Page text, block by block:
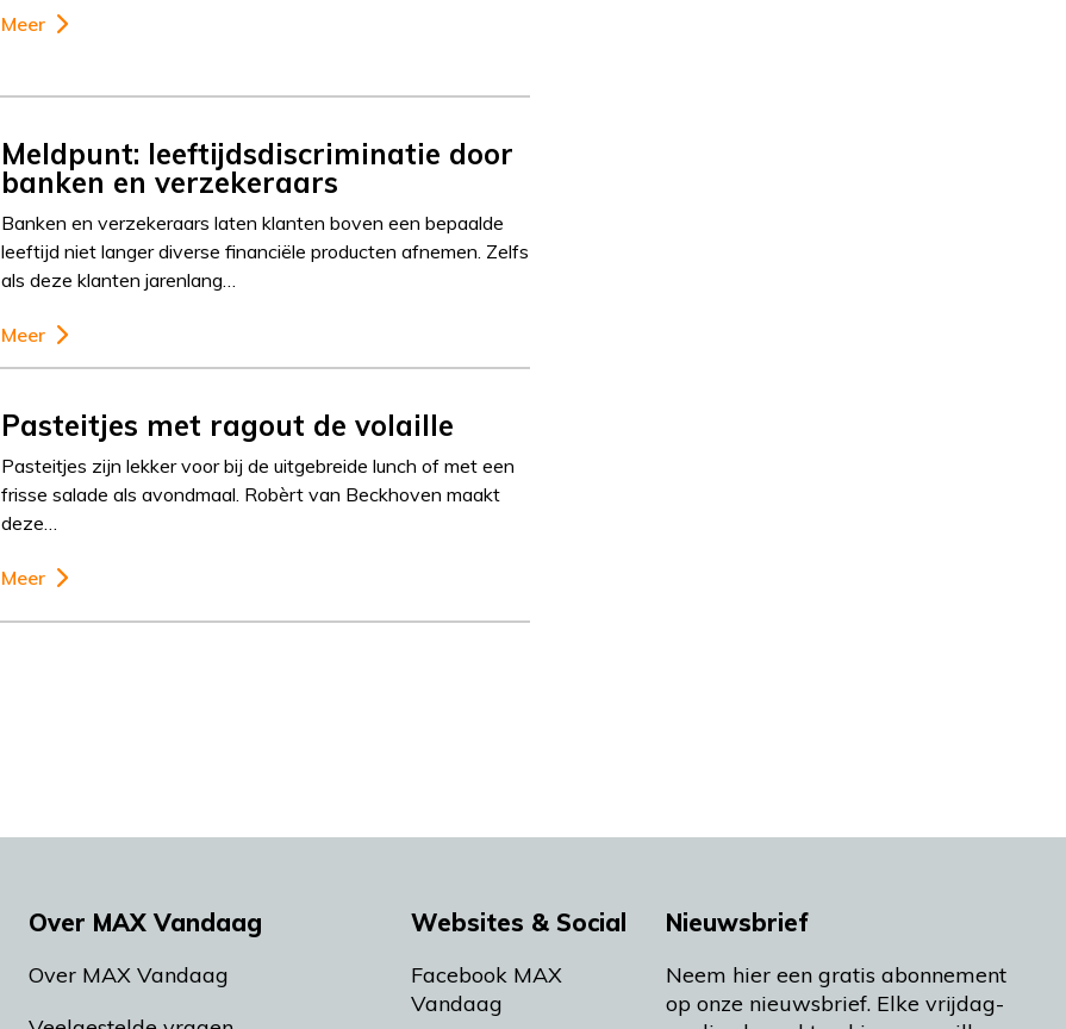
Meer
Meldpunt: leeftijdsdiscriminatie door
banken en verzekeraars
Banken en verzekeraars laten klanten boven een bepaalde
leeftijd niet langer diverse financiële producten afnemen. Zelfs
als deze klanten jarenlang…
Meer
Pasteitjes met ragout de volaille
Pasteitjes zijn lekker voor bij de uitgebreide lunch of met een
frisse salade als avondmaal. Robèrt van Beckhoven maakt
deze…
Meer
Over MAX Vandaag
Over MAX Vandaag
Websites & Social
Facebook MAX
Vandaag
Nieuwsbrief
Neem hier een gratis abonnement
op onze nieuwsbrief. Elke vrijdag-